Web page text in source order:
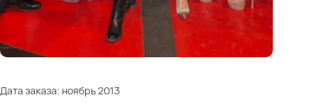
Дата заказа: ноябрь 2013